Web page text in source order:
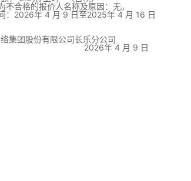
不合格的报价人名称及原因：无。
：2026年 4 月 9 日至2025年 4 月 16 日
集团股份有限公司长乐分公司
年 4 月 9 日